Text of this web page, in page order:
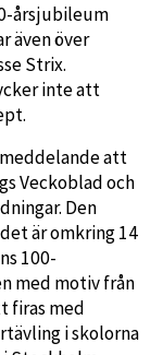
årsjubileum
även över
Strix.
inte att
att
Veckoblad och
Den
är omkring 14
100-
med motiv från
firas med
i skolorna